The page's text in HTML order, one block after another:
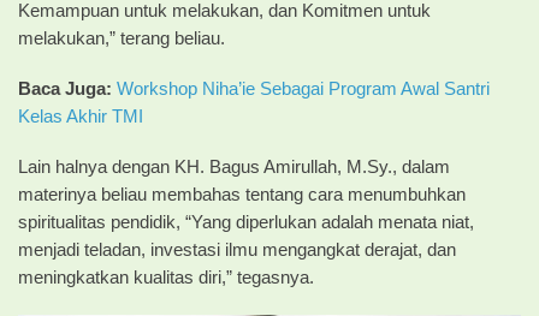
Kemampuan untuk melakukan, dan Komitmen untuk
melakukan,” terang beliau.
Baca Juga: Workshop Niha’ie Sebagai Program Awal Santri
Kelas Akhir TMI
Lain halnya dengan KH. Bagus Amirullah, M.Sy., dalam
materinya beliau membahas tentang cara menumbuhkan
spiritualitas pendidik, “Yang diperlukan adalah menata niat,
menjadi teladan, investasi ilmu mengangkat derajat, dan
meningkatkan kualitas diri,” tegasnya.